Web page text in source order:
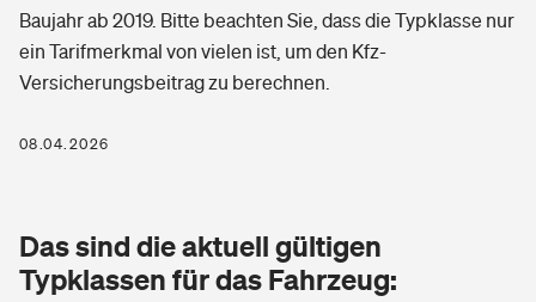
Arbeitsrechtsschutz
Berufshaftpflichtversicherung
Zur Übersicht
Tools
Glasversicherung
Pri­vate Haft­pflicht­
Kinderunfall­ver­si­che­rung
Gesundheit
Private Krankenversicherung
Dread-Disease-Versicherung
Baujahr ab 2019. Bitte beachten Sie, dass die Typklasse nur
ein Tarifmerkmal von vielen ist, um den Kfz-
Versicherungsbeitrag zu berechnen.
08.04.2026
Das sind die aktuell gültigen
Typklassen für das Fahrzeug: